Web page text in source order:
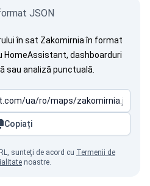
JSON
în sat Zakomirnia în format
HomeAssistant, dashboarduri
sau analiză punctuală.
Copiați
sunteți de acord cu Termenii de
noastre.